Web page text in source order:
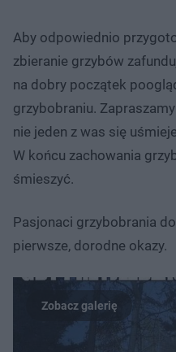
Aby odpowiednio
zbieranie grzybów
na dobry początek
grzybobraniu.
nie jeden z was się
W końcu zachowania
śmieszyć.
Pasjonaci grzybobrania
pierwsze, dorodne okazy.